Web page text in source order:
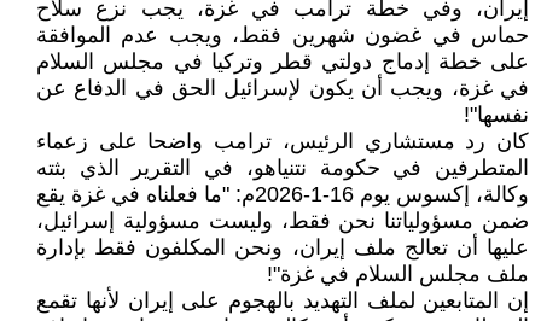
إيران، وفي خطة ترامب في غزة، يجب نزع سلاح
حماس في غضون شهرين فقط، ويجب عدم الموافقة
على خطة إدماج دولتي قطر وتركيا في مجلس السلام
في غزة، ويجب أن يكون لإسرائيل الحق في الدفاع عن
نفسها"!
كان رد مستشاري الرئيس، ترامب واضحا على زعماء
المتطرفين في حكومة نتنياهو، في التقرير الذي بثته
وكالة، إكسوس يوم 16-1-2026م: "ما فعلناه في غزة يقع
ضمن مسؤولياتنا نحن فقط، وليست مسؤولية إسرائيل،
عليها أن تعالج ملف إيران، ونحن المكلفون فقط بإدارة
ملف مجلس السلام في غزة"!
إن المتابعين لملف التهديد بالهجوم على إيران لأنها تقمع